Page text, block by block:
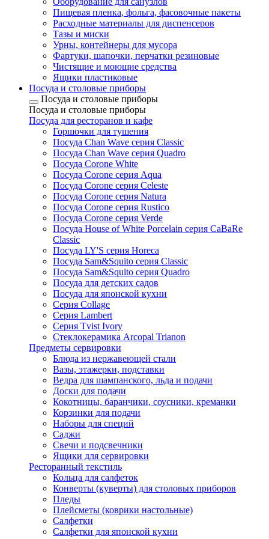
Пищевая пленка, фольга, фасовочные пакеты
Расходные материалы для диспенсеров
Тазы и миски
Урны, контейнеры для мусора
Фартуки, шапочки, перчатки резиновые
Чистящие и моющие средства
Ящики пластиковые
Посуда и столовые приборы
Посуда и столовые приборы
Посуда и столовые приборы
Посуда для ресторанов и кафе
Горшочки для тушения
Посуда Chan Wave серия Classic
Посуда Chan Wave серия Quadro
Посуда Corone White
Посуда Corone серия Aqua
Посуда Corone серия Celeste
Посуда Corone серия Natura
Посуда Corone серия Rustico
Посуда Corone серия Verde
Посуда House of White Porcelain серия CaBaRe
Classic
Посуда LY'S серия Horeca
Посуда Sam&Squito серия Classic
Посуда Sam&Squito серия Quadro
Посуда для детских садов
Посуда для японской кухни
Серия Collage
Серия Lambert
Серия Tvist Ivory
Стеклокерамика Arcopal Trianon
Предметы сервировки
Блюда из нержавеющей стали
Вазы, этажерки, подставки
Ведра для шампанского, льда и подачи
Доски для подачи
Кокотницы, баранчики, соусники, креманки
Корзинки для подачи
Наборы для специй
Саджи
Свечи и подсвечники
Ящики для сервировки
Ресторанный текстиль
Кольца для салфеток
Конверты (куверты) для столовых приборов
Пледы
Плейсметы (коврики настольные)
Салфетки
Салфетки для японской кухни